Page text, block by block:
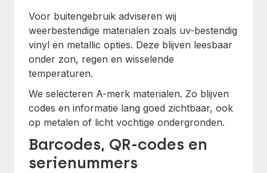
Voor buitengebruik adviseren wij
weerbestendige materialen zoals uv-bestendig
vinyl en metallic opties. Deze blijven leesbaar
onder zon, regen en wisselende
temperaturen.
We selecteren A-merk materialen. Zo blijven
codes en informatie lang goed zichtbaar, ook
op metalen of licht vochtige ondergronden.
Barcodes, QR-codes en
serienummers